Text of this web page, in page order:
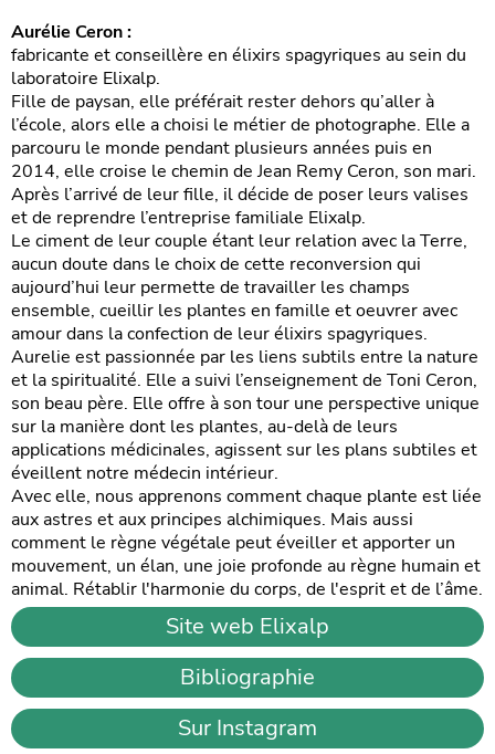
Aurélie Ceron :
fabricante et conseillère en élixirs spagyriques au sein du
laboratoire Elixalp.
Fille de paysan, elle préférait rester dehors qu’aller à
l’école, alors elle a choisi le métier de photographe. Elle a
parcouru le monde pendant plusieurs années puis en
2014, elle croise le chemin de Jean Remy Ceron, son mari.
Après l’arrivé de leur fille, il décide de poser leurs valises
et de reprendre l’entreprise familiale Elixalp.
Le ciment de leur couple étant leur relation avec la Terre,
aucun doute dans le choix de cette reconversion qui
aujourd’hui leur permette de travailler les champs
ensemble, cueillir les plantes en famille et oeuvrer avec
amour dans la confection de leur élixirs spagyriques.
Aurelie est passionnée par les liens subtils entre la nature
et la spiritualité. Elle a suivi l’enseignement de Toni Ceron,
son beau père. Elle offre à son tour une perspective unique
sur la manière dont les plantes, au-delà de leurs
applications médicinales, agissent sur les plans subtiles et
éveillent notre médecin intérieur.
Avec elle, nous apprenons comment chaque plante est liée
aux astres et aux principes alchimiques. Mais aussi
comment le règne végétale peut éveiller et apporter un
mouvement, un élan, une joie profonde au règne humain et
animal. Rétablir l'harmonie du corps, de l'esprit et de l’âme.
Site web Elixalp
Bibliographie
Sur Instagram